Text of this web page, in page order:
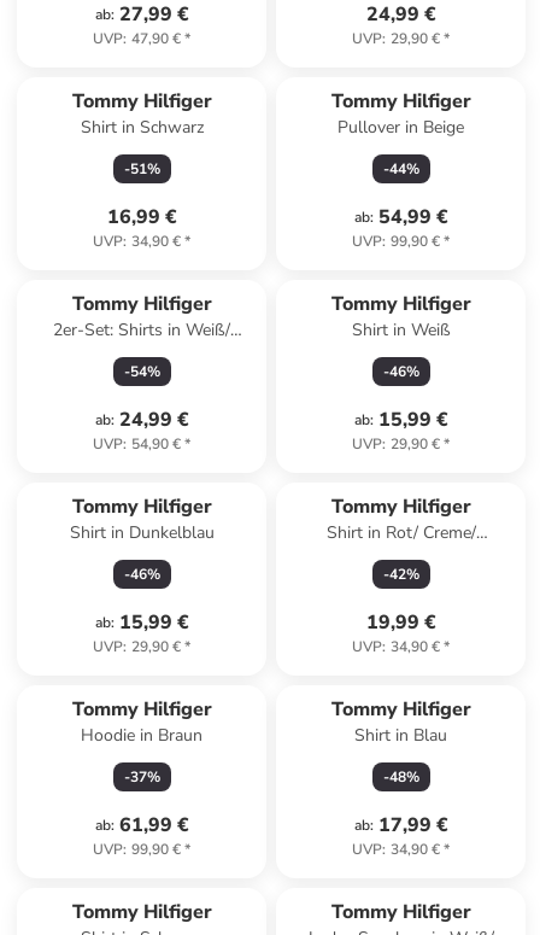
ab: 27,99 €
UVP: 47,90 €*
24,99 €
UVP: 29,90 €*
Tommy Hilfiger
Shirt in Schwarz
-51%
16,99 €
UVP: 34,90 €*
Tommy Hilfiger
Pullover in Beige
-44%
ab: 54,99 €
UVP: 99,90 €*
Tommy Hilfiger
2er-Set: Shirts in Weiß/
Schwarz
-54%
ab: 24,99 €
UVP: 54,90 €*
Tommy Hilfiger
Shirt in Weiß
-46%
ab: 15,99 €
UVP: 29,90 €*
Tommy Hilfiger
Shirt in Dunkelblau
-46%
ab: 15,99 €
UVP: 29,90 €*
Tommy Hilfiger
Shirt in Rot/ Creme/
Dunkelblau
-42%
19,99 €
UVP: 34,90 €*
Tommy Hilfiger
Hoodie in Braun
-37%
ab: 61,99 €
UVP: 99,90 €*
Tommy Hilfiger
Shirt in Blau
-48%
ab: 17,99 €
UVP: 34,90 €*
Tommy Hilfiger Tommy Hilfiger